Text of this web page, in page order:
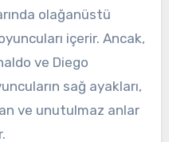
olağanüstü
içerir. Ancak,
ve Diego
sağ ayakları,
ve unutulmaz anlar